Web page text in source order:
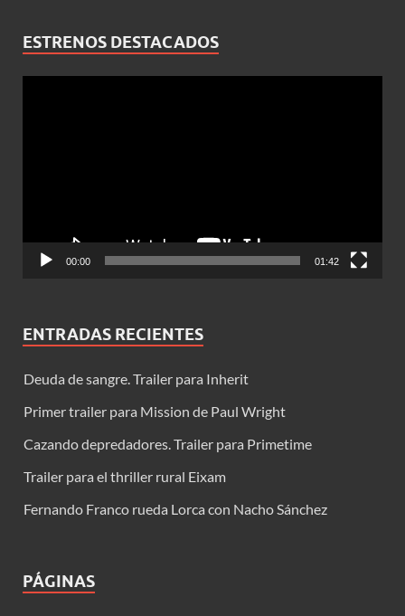
ESTRENOS DESTACADOS
00:00 01:42
ENTRADAS RECIENTES
Deuda de sangre. Trailer para Inherit
Primer trailer para Mission de Paul Wright
Cazando depredadores. Trailer para Primetime
Trailer para el thriller rural Eixam
Fernando Franco rueda Lorca con Nacho Sánchez
PÁGINAS